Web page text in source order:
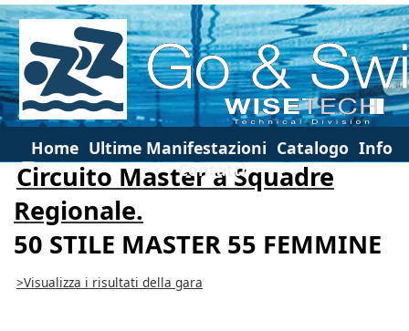
Home Ultime Manifestazioni Catalogo Info
Contatti
Circuito Master a Squadre
Regionale.
50 STILE MASTER 55 FEMMINE
>Visualizza i risultati della gara